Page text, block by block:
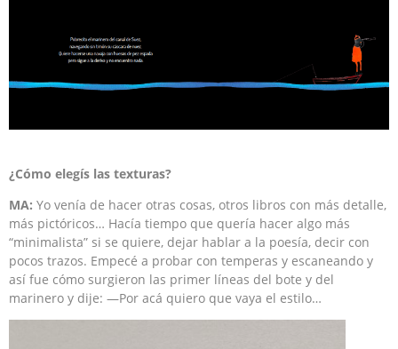
¿Cómo elegís las texturas?
MA: Yo venía de hacer otras cosas, otros libros con más detalle,
más pictóricos… Hacía tiempo que quería hacer algo más
“minimalista” si se quiere, dejar hablar a la poesía, decir con
pocos trazos. Empecé a probar con temperas y escaneando y
así fue cómo surgieron las primer líneas del bote y del
marinero y dije: —Por acá quiero que vaya el estilo…